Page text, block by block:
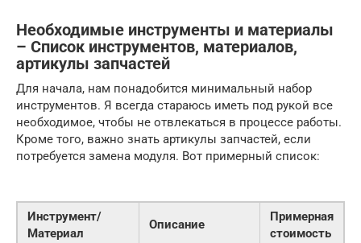
Необходимые инструменты и материалы
– Список инструментов, материалов,
артикулы запчастей
Для начала, нам понадобится минимальный набор
инструментов. Я всегда стараюсь иметь под рукой все
необходимое, чтобы не отвлекаться в процессе работы.
Кроме того, важно знать артикулы запчастей, если
потребуется замена модуля. Вот примерный список:
Инструмент/
Материал
Описание
Примерная
стоимость